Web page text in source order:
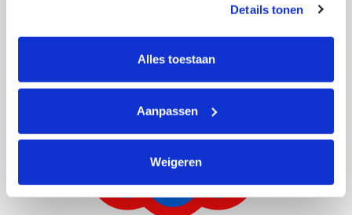
tonen. Je kunt je toestemming op elk moment wijzigen of
intrekken via Cookie instellingen onderaan de pagina. De
lijst met cookies is te vinden in het tabblad “details”.
Details tonen
Alles toestaan
Aanpassen
Weigeren